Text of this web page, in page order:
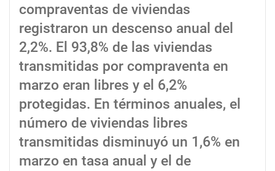
compraventas de viviendas
registraron un descenso anual del
2,2%. El 93,8% de las viviendas
transmitidas por compraventa en
marzo eran libres y el 6,2%
protegidas. En términos anuales, el
número de viviendas libres
transmitidas disminuyó un 1,6% en
marzo en tasa anual y el de